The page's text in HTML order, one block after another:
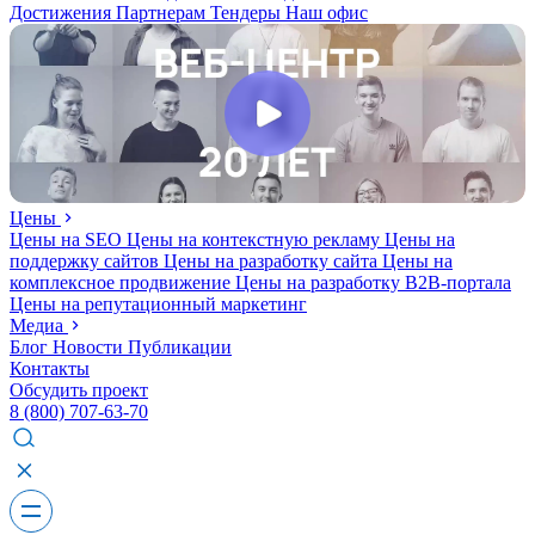
Достижения Партнерам Тендеры Наш офис
Цены
Цены на SEO Цены на контекстную рекламу Цены на
поддержку сайтов Цены на разработку сайта Цены на
комплексное продвижение Цены на разработку В2В-портала
Цены на репутационный маркетинг
Медиа
Блог Новости Публикации
Контакты
Обсудить проект
8 (800) 707-63-70